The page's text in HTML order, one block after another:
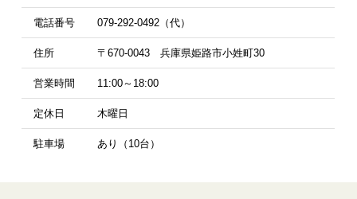
電話番号 079-292-0492（代）
住所 〒670-0043 兵庫県姫路市小姓町30
営業時間 11:00～18:00
定休日 木曜日
駐車場 あり（10台）